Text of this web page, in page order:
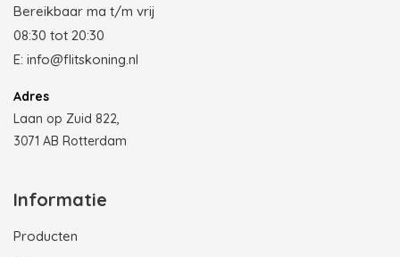
Bereikbaar ma t/m vrij
08:30 tot 20:30
E: info@flitskoning.nl
Adres
Laan op Zuid 822,
3071 AB Rotterdam
Informatie
Producten